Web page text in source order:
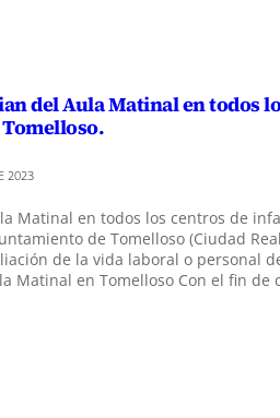
del Aula Matinal en todos
2023
Matinal en todos los centros de
de Tomelloso (Ciudad
de la vida laboral o personal
Matinal en Tomelloso Con el fin de